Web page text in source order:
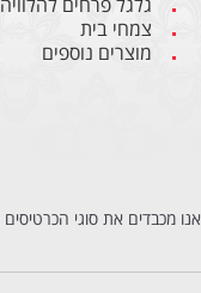
צמחי בית
מוצרים נוספים
אנו מכבדים את סוגי הכרטיסים